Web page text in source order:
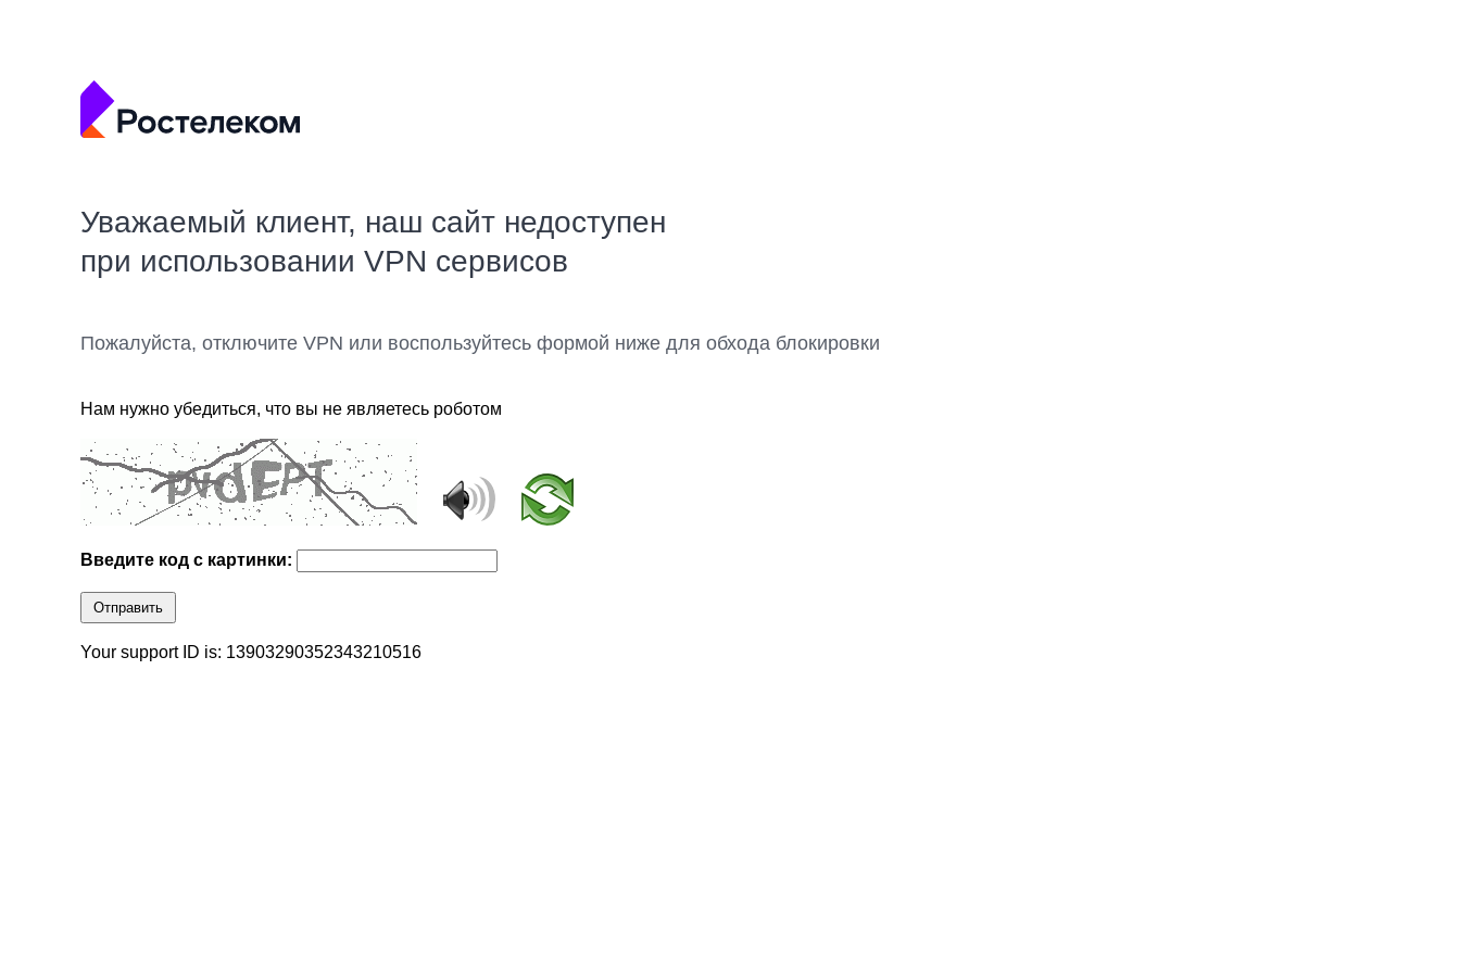
Уважаемый клиент, наш сайт недоступен
при использовании VPN сервисов
Пожалуйста, отключите VPN или воспользуйтесь формой ниже для обхода блокировки
Нам нужно убедиться, что вы не являетесь роботом
Введите код с картинки:
Отправить
Your support ID is: 13903290352343210516